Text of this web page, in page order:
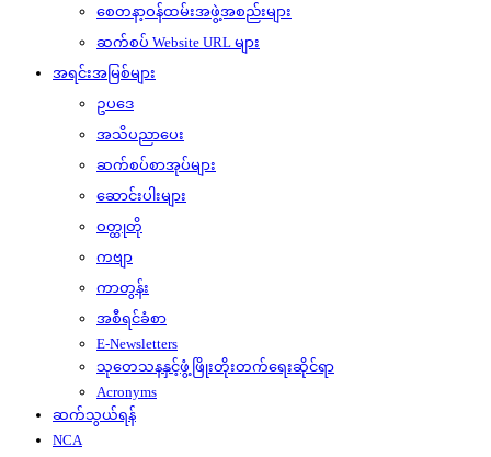
စေတနာ့ဝန်ထမ်းအဖွဲ့အစည်းများ
ဆက်စပ် Website URL များ
အရင်းအမြစ်များ
ဥပဒေ
အသိပညာပေး
ဆက်စပ်စာအုပ်များ
ဆောင်းပါးများ
ဝတ္ထုတို
ကဗျာ
ကာတွန်း
အစီရင်ခံစာ
E-Newsletters
သုတေသနနှင့်ဖွံ့ဖြိုးတိုးတက်ရေးဆိုင်ရာ
Acronyms
ဆက်သွယ်ရန်
NCA